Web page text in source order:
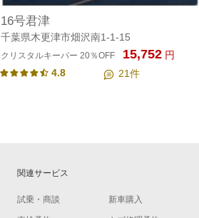
16号君津
千葉県木更津市畑沢南1-1-15
クリスタルキーパー 20％OFF 15,752 円
4.8
21件
関連サービス
試乗・商談 新車購入